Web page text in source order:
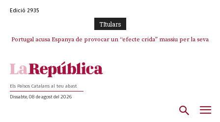
Edició 2935
TItulars
Portugal acusa Espanya de provocar un “efecte crida” massiu per la seva
El col·lapse de l’operació de Marc Puigtió a Girona: desbandada de
Els Països Catalans al teu abast
Dissabte, 08 de agost del 2026